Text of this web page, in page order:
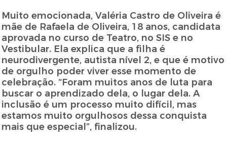
Muito emocionada, Valéria Castro de Oliveira é
mãe de Rafaela de Oliveira, 18 anos, candidata
aprovada no curso de Teatro, no SIS e no
Vestibular. Ela explica que a filha é
neurodivergente, autista nível 2, e que é motivo
de orgulho poder viver esse momento de
celebração. “Foram muitos anos de luta para
buscar o aprendizado dela, o lugar dela. A
inclusão é um processo muito difícil, mas
estamos muito orgulhosos dessa conquista
mais que especial”, finalizou.